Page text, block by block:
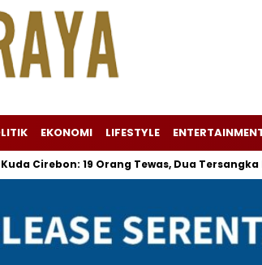
EKONOMI LIFESTYLE
19 Orang Tewas, Dua Tersangka